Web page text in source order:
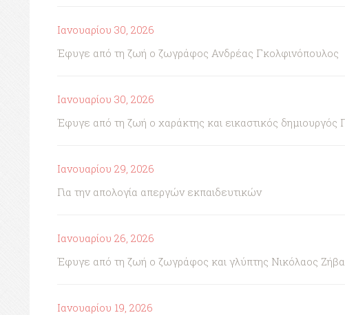
Ιανουαρίου 30, 2026
Έφυγε από τη ζωή ο ζωγράφος Ανδρέας Γκολφινόπουλος
Ιανουαρίου 30, 2026
Έφυγε από τη ζωή ο χαράκτης και εικαστικός δημιουργός
Ιανουαρίου 29, 2026
Για την απολογία απεργών εκπαιδευτικών
Ιανουαρίου 26, 2026
Έφυγε από τη ζωή ο ζωγράφος και γλύπτης Νικόλαος
Ιανουαρίου 19, 2026